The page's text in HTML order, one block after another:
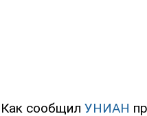
Как сообщил УНИАН